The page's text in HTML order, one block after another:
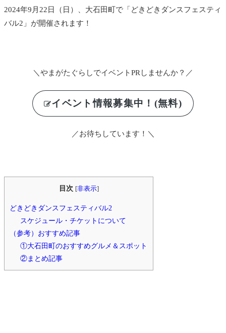
2024年9月22日（日）、大石田町で「どきどきダンスフェスティ
バル2」が開催されます！
＼やまがたぐらしでイベントPRしませんか？／
イベント情報募集中！(無料)
／お待ちしています！＼
目次 [非表示]
どきどきダンスフェスティバル2
スケジュール・チケットについて
（参考）おすすめ記事
①大石田町のおすすめグルメ＆スポット
②まとめ記事